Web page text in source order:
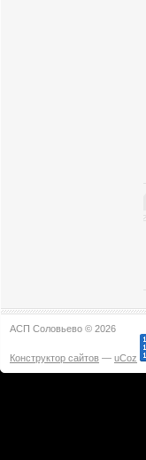
АСП Соловьево © 2026
Конструктор сайтов — uCoz